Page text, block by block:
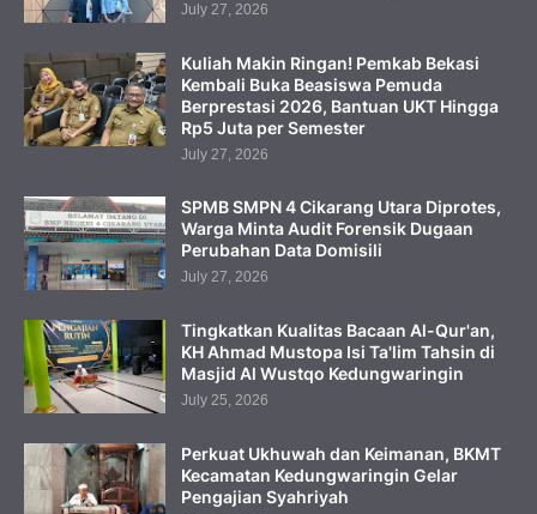
July 27, 2026
Kuliah Makin Ringan! Pemkab Bekasi
Kembali Buka Beasiswa Pemuda
Berprestasi 2026, Bantuan UKT Hingga
Rp5 Juta per Semester
July 27, 2026
SPMB SMPN 4 Cikarang Utara Diprotes,
Warga Minta Audit Forensik Dugaan
Perubahan Data Domisili
July 27, 2026
Tingkatkan Kualitas Bacaan Al-Qur'an,
KH Ahmad Mustopa Isi Ta'lim Tahsin di
Masjid Al Wustqo Kedungwaringin
July 25, 2026
Perkuat Ukhuwah dan Keimanan, BKMT
Kecamatan Kedungwaringin Gelar
Pengajian Syahriyah